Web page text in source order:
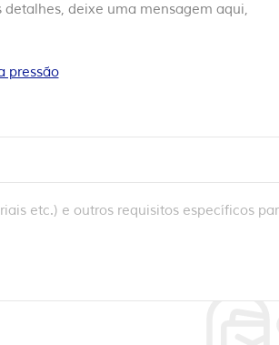
detalhes, deixe uma mensagem aqui,
pressão